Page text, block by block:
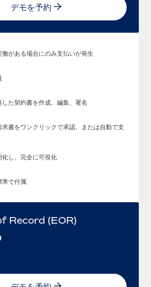
デモを予約
働がある場合にのみ支払いが発生
た契約書を作成、編集、署名
求書をワンクリックで承認、または自動で支
化し、完全に可視化
準で付属
Record (EOR)